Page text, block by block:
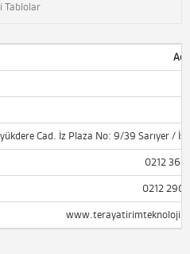
Tablolar
Cad. İz Plaza No: 9/39 Sarıyer /
0212 365
0212 290